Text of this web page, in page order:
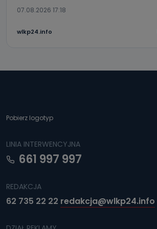
07.08.2026 17:18
wlkp24.info
Pobierz logotyp
LINIA INTERWENCYJNA
661 997 997
REDAKCJA
62 735 22 22 redakcja@wlkp24.info